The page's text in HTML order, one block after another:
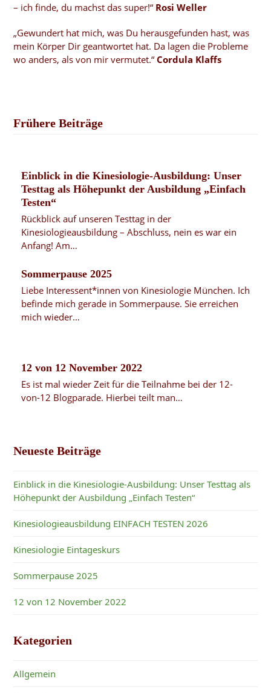
– ich finde, du machst das super!“ Rosi Weller
„Gewundert hat mich, was Du herausgefunden hast, was
mein Körper Dir geantwortet hat. Da lagen die Probleme
wo anders, als von mir vermutet.“Cordula Klaffs
Frühere Beiträge
Einblick in die Kinesiologie-Ausbildung: Unser
Testtag als Höhepunkt der Ausbildung „Einfach
Testen“
Rückblick auf unseren Testtag in der
Kinesiologieausbildung – Abschluss, nein es war ein
Anfang! Am…
Sommerpause 2025
Liebe Interessent*innen von Kinesiologie München. Ich
befinde mich gerade in Sommerpause. Sie erreichen
mich wieder…
12 von 12 November 2022
Es ist mal wieder Zeit für die Teilnahme bei der 12-
von-12 Blogparade. Hierbei teilt man…
Neueste Beiträge
Einblick in die Kinesiologie-Ausbildung: Unser Testtag als
Höhepunkt der Ausbildung „Einfach Testen“
Kinesiologieausbildung EINFACH TESTEN 2026
Kinesiologie Eintageskurs
Sommerpause 2025
12 von 12 November 2022
Kategorien
Allgemein